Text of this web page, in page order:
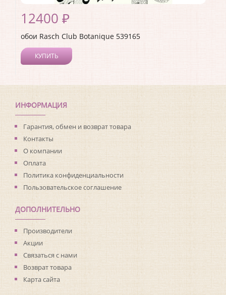
12400 ₽
обои Rasch Club Botanique 539165
КУПИТЬ
Длина рулона:
Ширина рулона: 2
Материал покрытия:Виниловое
Страна:Германия
Материал основы:
Флизелин
Раппорт:<>
ИНФОРМАЦИЯ
Гарантия, обмен и возврат товара
Контакты
О компании
Оплата
Политика конфиденциальности
Пользовательское соглашение
ДОПОЛНИТЕЛЬНО
Производители
Акции
Связаться с нами
Возврат товара
Карта сайта